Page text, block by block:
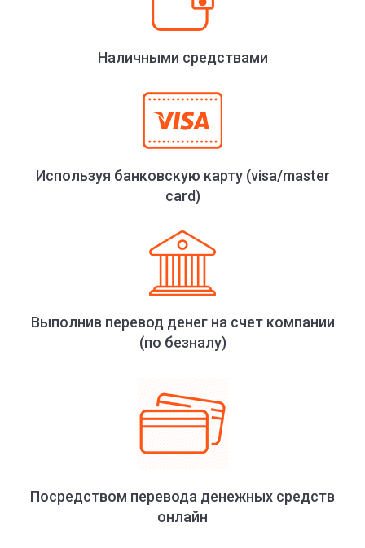
Наличными средствами
Используя банковскую карту (visa/master
card)
Выполнив перевод денег на счет компании
(по безналу)
Посредством перевода денежных средств
онлайн